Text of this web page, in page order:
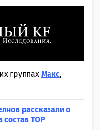
группах Макс,
рассказали о
состав ТОР